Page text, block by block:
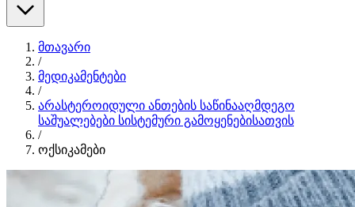
მთავარი
/
მედიკამენტები
/
არასტეროიდული ანთების საწინააღმდეგო
საშუალებები სისტემური გამოყენებისათვის
/
ოქსიკამები